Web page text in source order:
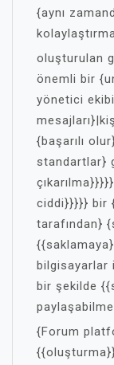
{aynı
oluşturulan
önemli bir
yönetici
{başarılı
standartlar}
ciddi}}}}} bir
tarafından}
bilgisayarlar
bir şekilde
{Forum